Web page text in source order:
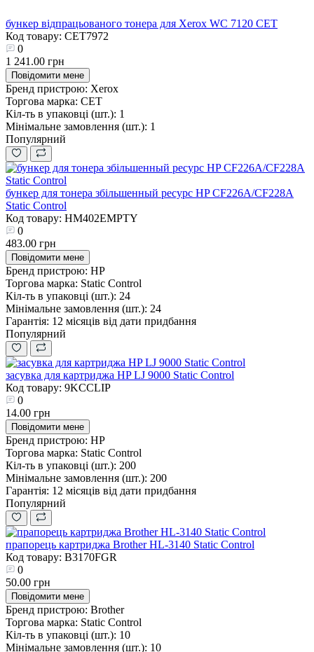
бункер відпрацьованого тонера для Xerox WC 7120 CET
Код товару: CET7972
0
1 241.00 грн
Повідомити мене
Бренд пристрою: Xerox
Торгова марка: CET
Кіл-ть в упаковці (шт.): 1
Мінімальне замовлення (шт.): 1
Популярний
бункер для тонера збільшенный ресурс HP CF226A/CF228A
Static Control
Код товару: HM402EMPTY
0
483.00 грн
Повідомити мене
Бренд пристрою: HP
Торгова марка: Static Control
Кіл-ть в упаковці (шт.): 24
Мінімальне замовлення (шт.): 24
Гарантія: 12 місяців від дати придбання
Популярний
засувка для картриджа HP LJ 9000 Static Control
Код товару: 9KCCLIP
0
14.00 грн
Повідомити мене
Бренд пристрою: HP
Торгова марка: Static Control
Кіл-ть в упаковці (шт.): 200
Мінімальне замовлення (шт.): 200
Гарантія: 12 місяців від дати придбання
Популярний
прапорець картриджа Brother HL-3140 Static Control
Код товару: B3170FGR
0
50.00 грн
Повідомити мене
Бренд пристрою: Brother
Торгова марка: Static Control
Кіл-ть в упаковці (шт.): 10
Мінімальне замовлення (шт.): 10